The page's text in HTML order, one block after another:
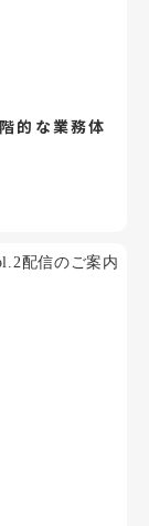
的な業務体